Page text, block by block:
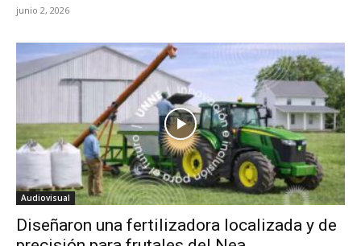
junio 2, 2026
Audiovisual
Diseñaron una fertilizadora localizada y de